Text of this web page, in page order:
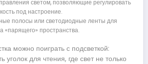
светом, позволяющие регулировать
под настроение.
полосы или светодиодные ленты для
«парящего» пространства.
можно поиграть с подсветкой:
уголок для чтения, где свет не только